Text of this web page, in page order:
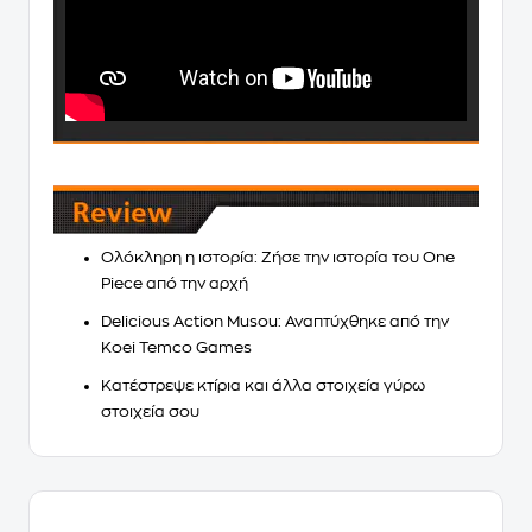
Ολόκληρη η ιστορία: Ζήσε την ιστορία του One
Piece από την αρχή
Delicious Action Musou: Αναπτύχθηκε από την
Koei Temco Games
Κατέστρεψε κτίρια και άλλα στοιχεία γύρω
στοιχεία σου